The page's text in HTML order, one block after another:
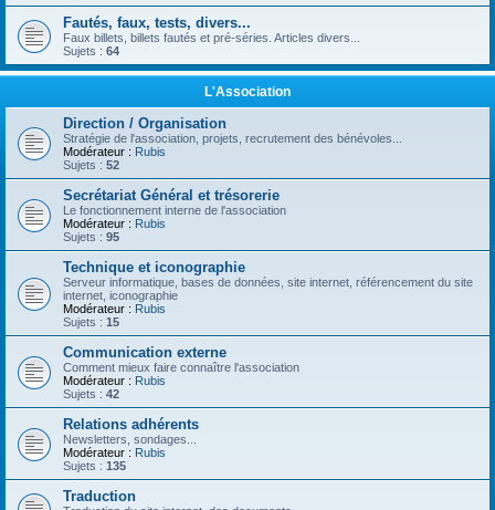
Fautés, faux, tests, divers...
Faux billets, billets fautés et pré-séries. Articles divers...
Sujets : 64
L'Association
Direction / Organisation
Stratégie de l'association, projets, recrutement des bénévoles...
Modérateur : Rubis
Sujets : 52
Secrétariat Général et trésorerie
Le fonctionnement interne de l'association
Modérateur : Rubis
Sujets : 95
Technique et iconographie
Serveur informatique, bases de données, site internet, référencement du site
internet, iconographie
Modérateur : Rubis
Sujets : 15
Communication externe
Comment mieux faire connaître l'association
Modérateur : Rubis
Sujets : 42
Relations adhérents
Newsletters, sondages...
Modérateur : Rubis
Sujets : 135
Traduction